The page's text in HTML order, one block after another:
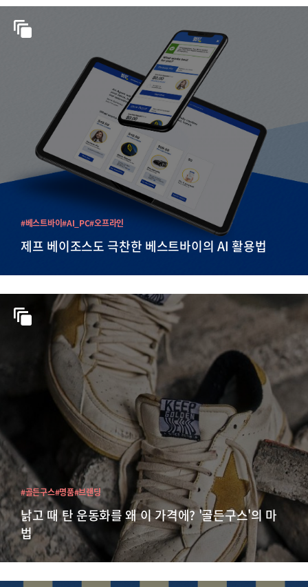
제프 베이조스도 극찬한 베스트바이의 AI 활용법
#베스트바이#AI_PC#오프라인
낡고 때 탄 운동화를 왜 이 가격에? '골든구스'의 마
법
#골든구스#명품#브랜딩